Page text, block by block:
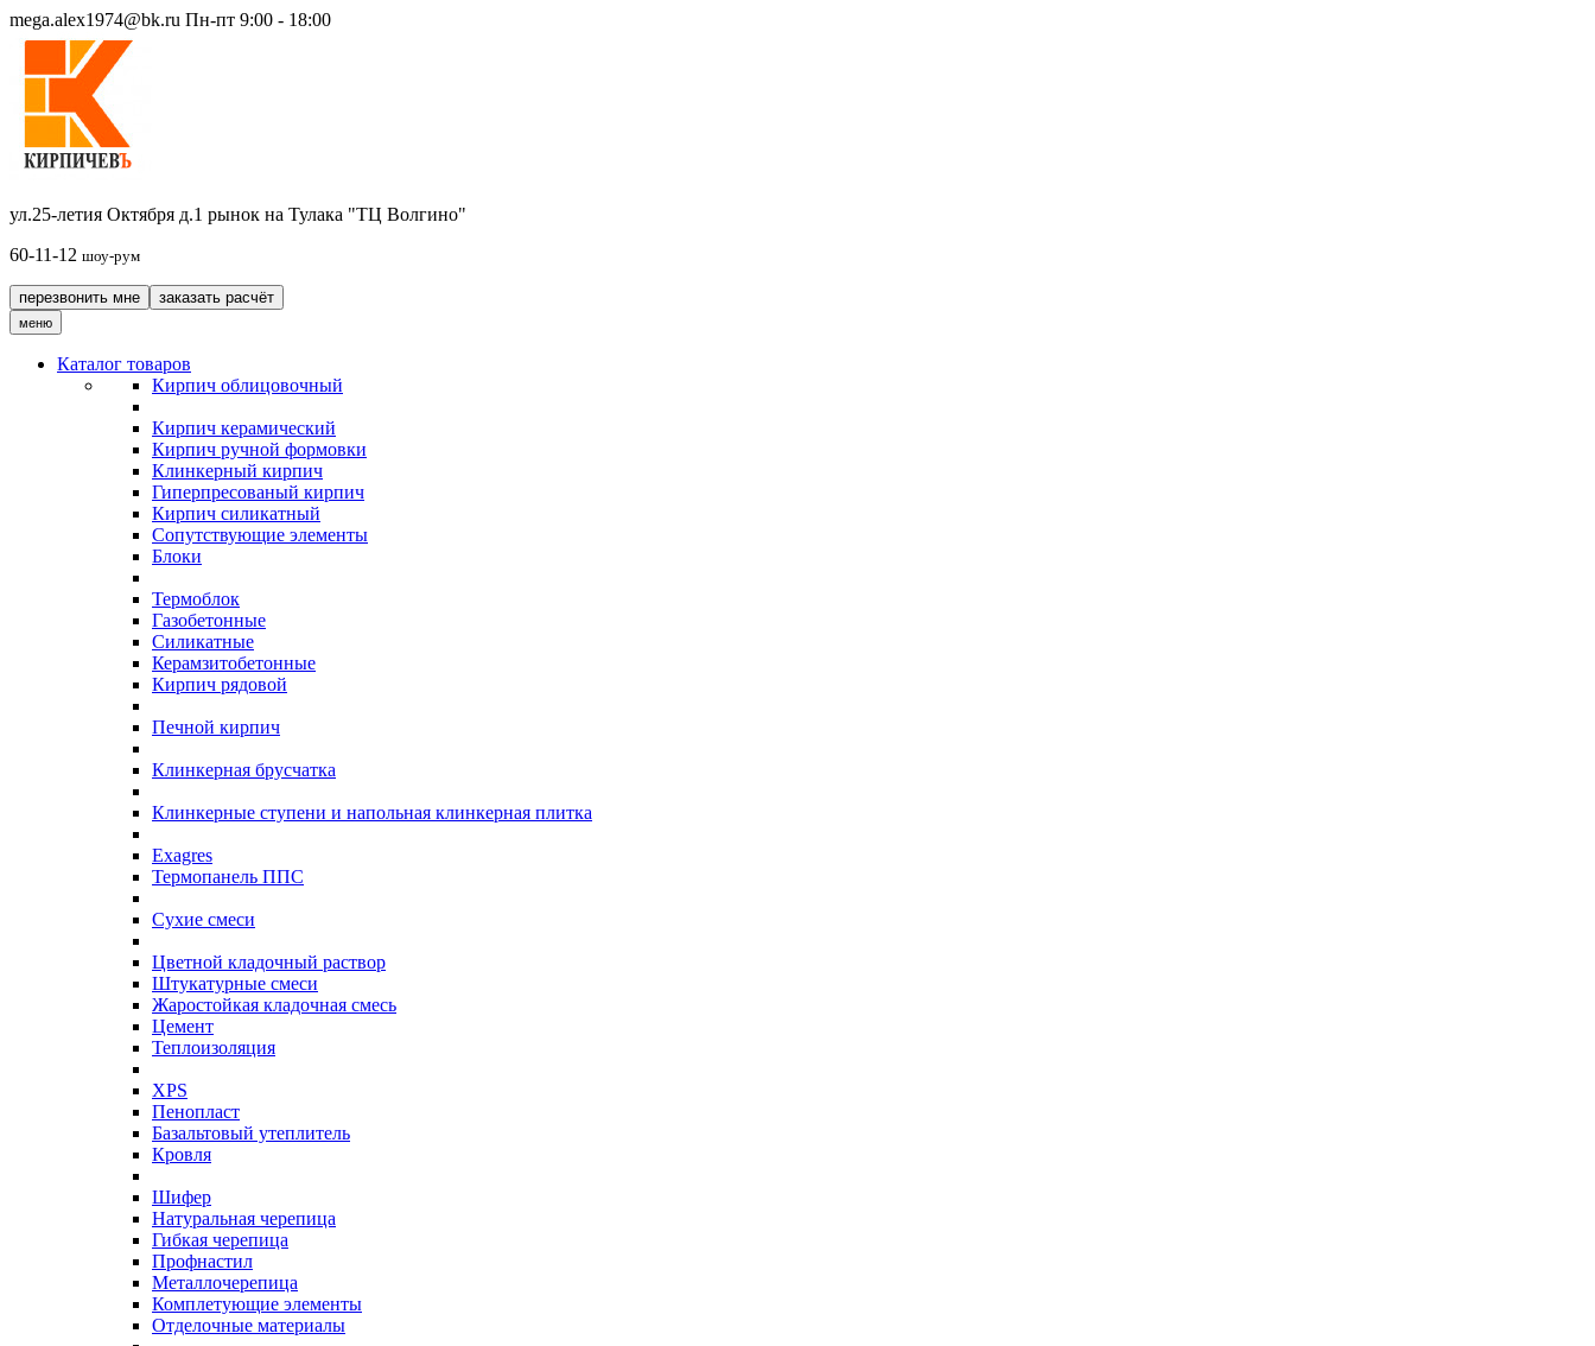
mega.alex1974@bk.ru Пн-пт 9:00 - 18:00
ул.25-летия Октября д.1 рынок на Тулака "ТЦ Волгино"
60-11-12 шоу-рум
перезвонить мне заказать расчёт
меню
Каталог товаров
Кирпич облицовочный
Кирпич керамический
Кирпич ручной формовки
Клинкерный кирпич
Гиперпресованый кирпич
Кирпич силикатный
Сопутствующие элементы
Блоки
Термоблок
Газобетонные
Силикатные
Керамзитобетонные
Кирпич рядовой
Печной кирпич
Клинкерная брусчатка
Клинкерные ступени и напольная клинкерная плитка
Exagres
Термопанель ППС
Сухие смеси
Цветной кладочный раствор
Штукатурные смеси
Жаростойкая кладочная смесь
Цемент
Теплоизоляция
XPS
Пенопласт
Базальтовый утеплитель
Кровля
Шифер
Натуральная черепица
Гибкая черепица
Профнастил
Металлочерепица
Комплетующие элементы
Отделочные материалы